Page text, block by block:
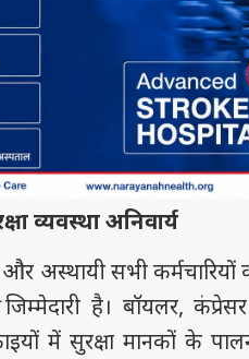
व्यवस्था अनिवार्य
अस्थायी सभी कर्मचारियों
जिम्मेदारी है। बॉयलर,
में सुरक्षा मानकों के